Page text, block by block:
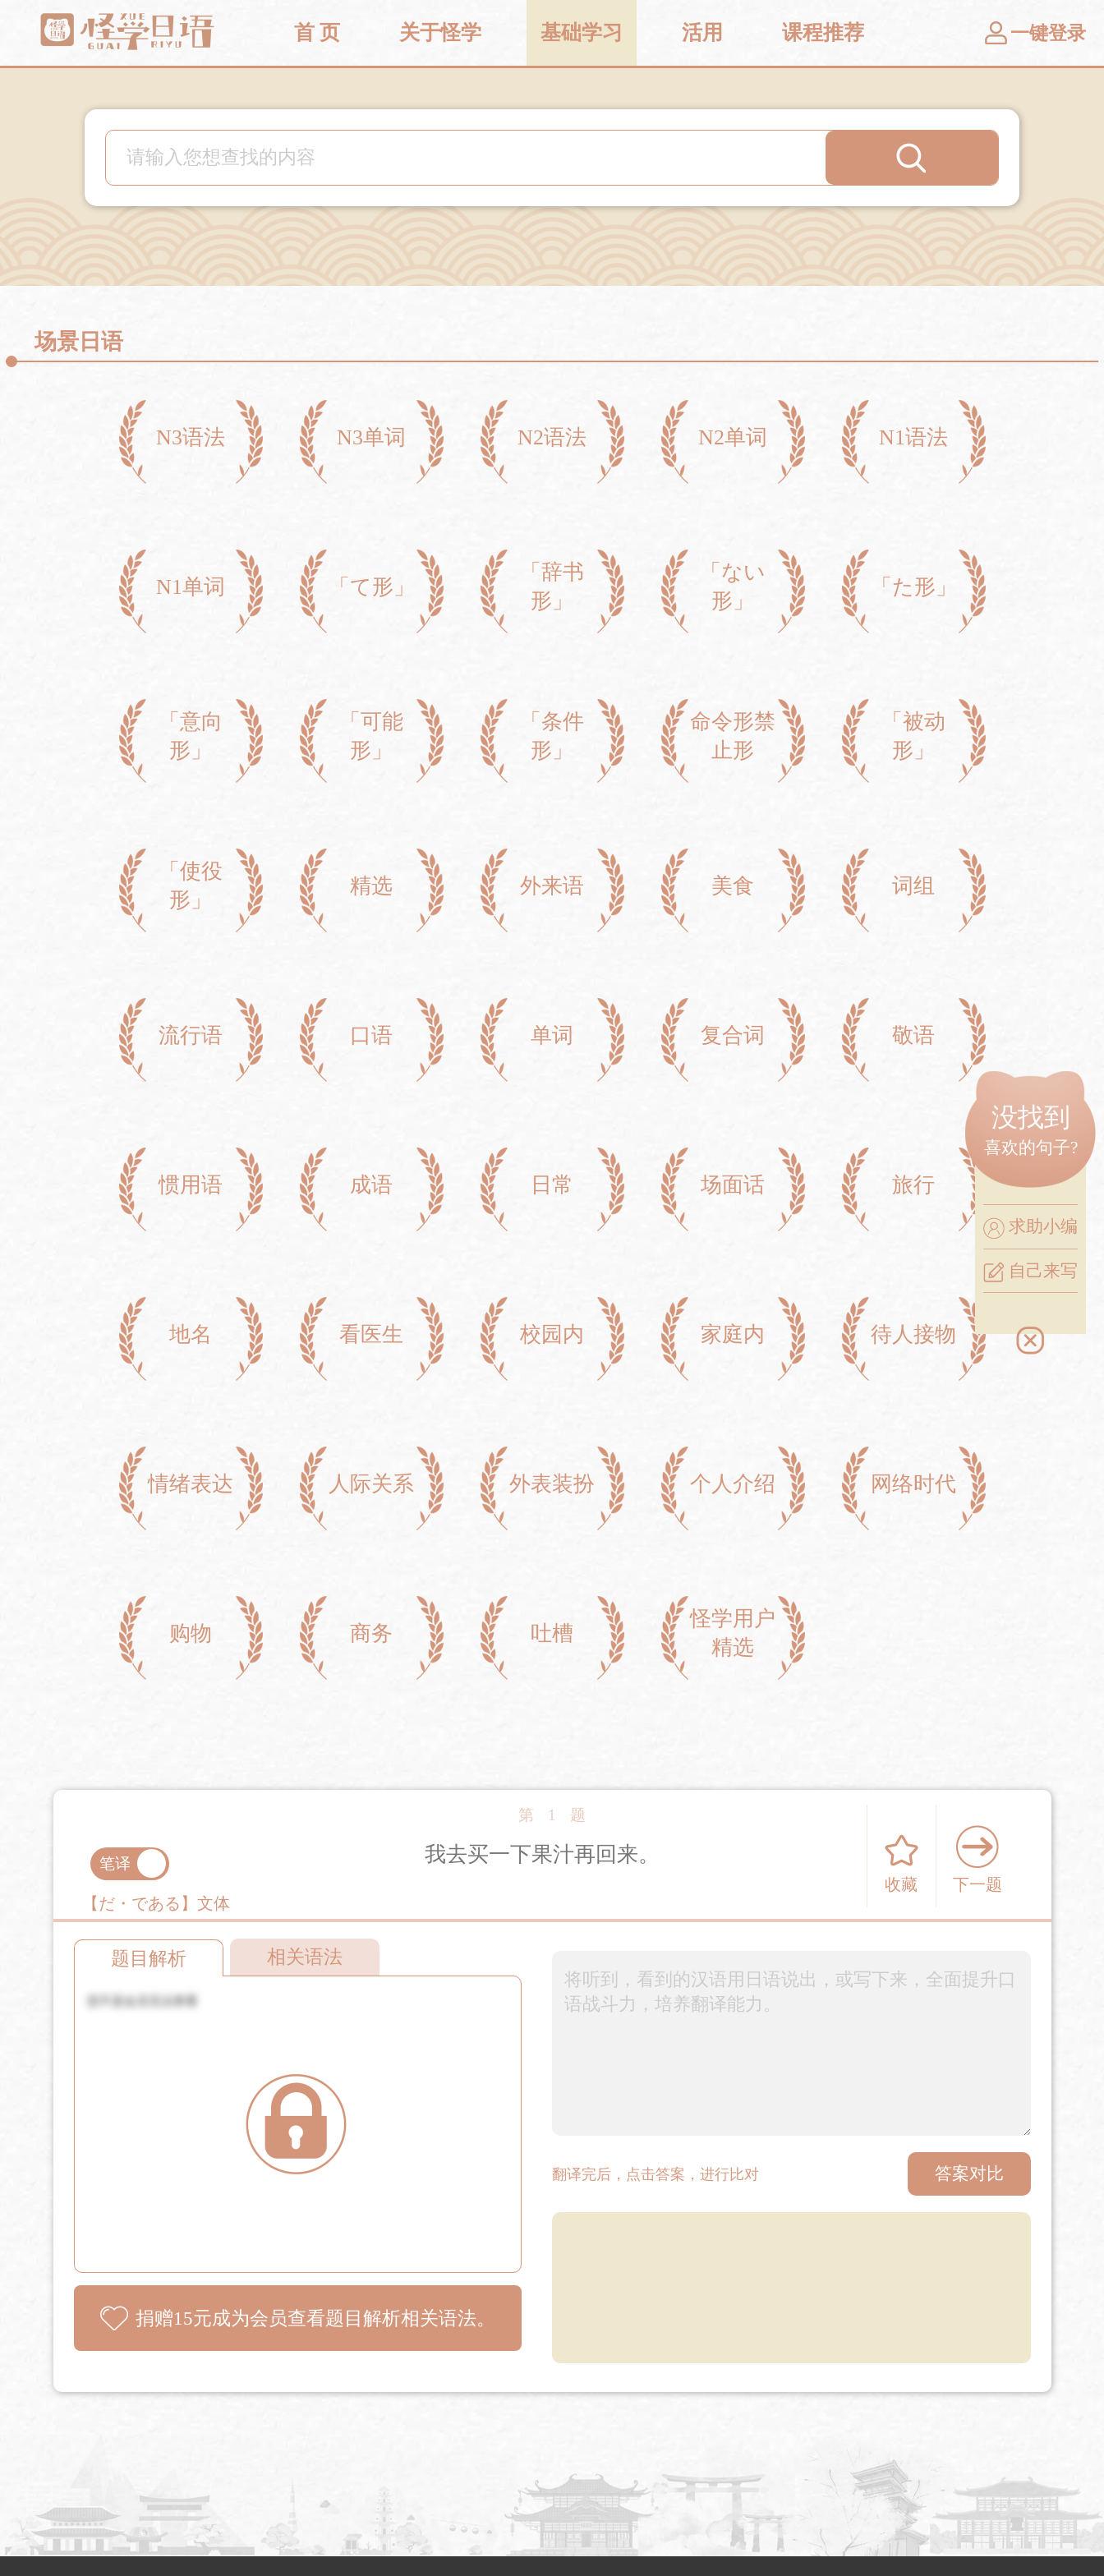
首 页 关于怪学 基础学习 活用 课程推荐 一键登录
场景日语
N3语法 N3单词 N2语法 N2单词 N1语法
N1单词 「て形」
「辞书
形」
「ない
形」
「た形」
「意向
形」
「可能
形」
「条件
形」
命令形禁
止形
「被动
形」
「使役
形」
精选 外来语 美食 词组
流行语 口语 单词 复合词 敬语
惯用语 成语 日常 场面话 旅行
地名 看医生 校园内 家庭内 待人接物
情绪表达 人际关系 外表装扮 个人介绍 网络时代
购物 商务 吐槽
怪学用户
精选
笔译
【だ・である】文体
第 1 题
我去买一下果汁再回来。
收藏 下一题
题目解析 相关语法
捐赠15元成为会员查看题目解析相关语法。
翻译完后，点击答案，进行比对 答案对比
没找到
喜欢的句子?
求助小编
自己来写